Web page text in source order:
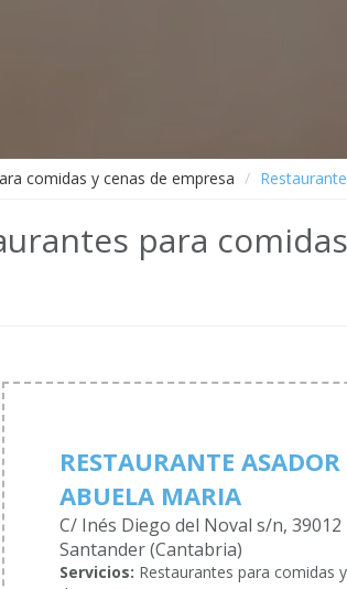
comidas y cenas de empresa
para
RESTAURANTE
ABUELA MARIA
C/ Inés Diego del Noval s/n, 39012
Santander (Cantabria)
Servicios: Restaurantes para comidas